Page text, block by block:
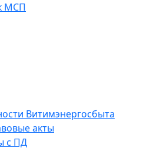
МСП
Витимэнергосбыта
акты
с ПД